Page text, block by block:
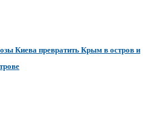
Киева превратить Крым в остров и